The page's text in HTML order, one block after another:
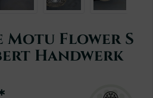
Motu Flower S
Handwerk